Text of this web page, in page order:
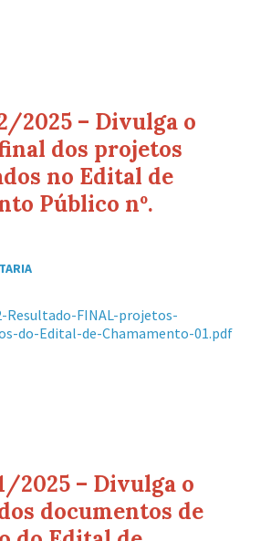
2025 – Divulga o
dos projetos
no Edital de
Público nº.
Resultado-FINAL-projetos-
do-Edital-de-Chamamento-01.pdf
2025 – Divulga o
documentos de